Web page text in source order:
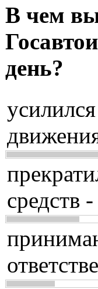
В чем
день?
средств